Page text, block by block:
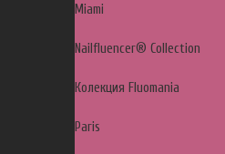
Miami
Nailfluencer® Collection
Колекция Fluomania
Paris